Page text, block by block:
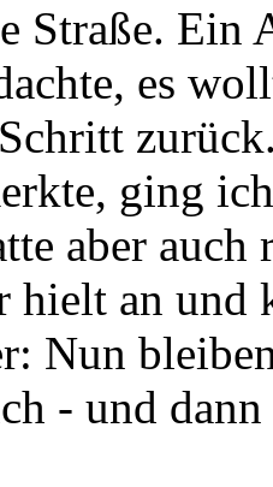
Straße.
es
ging
aber
an und
Nun
- und